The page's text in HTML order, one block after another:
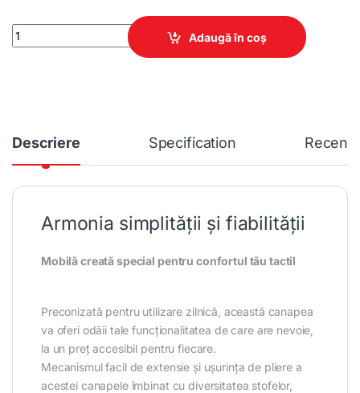
Canapea N-1 M 1250x850 quantity
Adaugă în coș
Descriere Specification
Armonia simplității și fiabilității
Mobilă creată special pentru confortul tău tactil
Preconizată pentru utilizare zilnică, această canapea
va oferi odăii tale funcționalitatea de care are nevoie,
la un preț accesibil pentru fiecare.
Mecanismul facil de extensie și ușurința de pliere a
acestei canapele îmbinat cu diversitatea stofelor,